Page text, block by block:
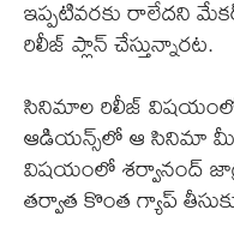
ఇప్పటివరకు రాలేదని
రిలీజ్ ప్లాన్ చేస్తున్నారట.
సినిమాల రిలీజ్
ఆడియన్స్‌లో ఆ సినిమా మీద
విషయంలో శర్వానంద్
తర్వాత కొంత గ్యాప్